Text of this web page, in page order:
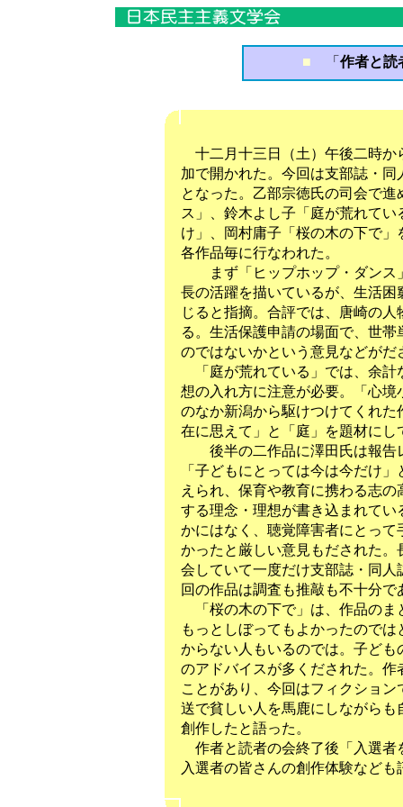
■ 「 作者と読
十二月十三日（土）午後二時か
加で開かれた。今回は支部誌・
となった。乙部宗徳氏の司会で
ス」、鈴木よし子「庭が荒れて
け」、岡村庸子「桜の木の下で
各作品毎に行なわれた。
まず「ヒップホップ・ダンス
長の活躍を描いているが、生活
じると指摘。合評では、唐崎の
る。生活保護申請の場面で、世
のではないかという意見などがだ
「庭が荒れている」では、余計
想の入れ方に注意が必要。「心
のなか新潟から駆けつけてくれ
在に思えて」と「庭」を題材に
後半の二作品に澤田氏は報告
「子どもにとっては今は今だけ
えられ、保育や教育に携わる志
する理念・理想が書き込まれて
かにはなく、聴覚障害者にとっ
かったと厳しい意見もだされた
会していて一度だけ支部誌・同
回の作品は調査も推敲も不十分で
「桜の木の下で」は、作品のま
もっとしぼってもよかったので
からない人もいるのでは。子ど
のアドバイスが多くだされた。
ことがあり、今回はフィクショ
送で貧しい人を馬鹿にしながら
創作したと語った。
作者と読者の会終了後「入選者
入選者の皆さんの創作体験など